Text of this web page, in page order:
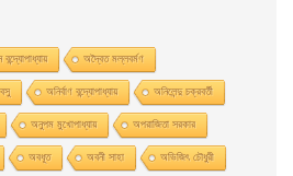
অদ্বৈত মল্লবর্মণ
অনির্বাণ বন্দ্যোপাধ্যায় অনিলেন্দু চক্রবর্তী
অনুপম মুখোপাধ্যায় অপরাজিতা সরকার
অবধূত অবনী সাহা অভিজিৎ চৌধুরী